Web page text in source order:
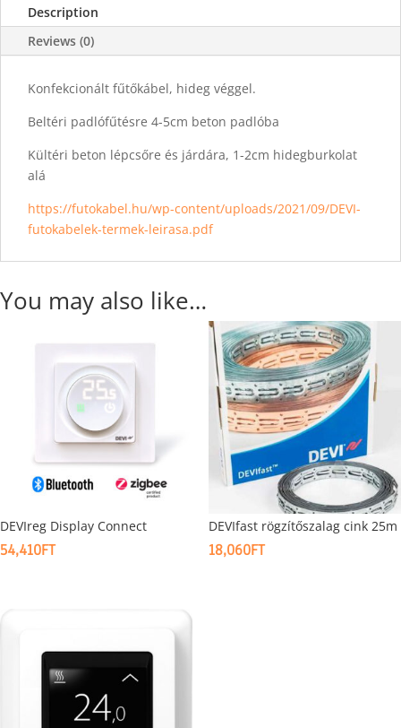
Description
Reviews (0)
Konfekcionált fűtőkábel, hideg véggel.
Beltéri padlófűtésre 4-5cm beton padlóba
Kültéri beton lépcsőre és járdára, 1-2cm hidegburkolat
alá
https://futokabel.hu/wp-content/uploads/2021/09/DEVI-
futokabelek-termek-leirasa.pdf
You may also like…
DEVIreg Display Connect
54,410FT
DEVIfast rögzítőszalag cink 25m
18,060FT